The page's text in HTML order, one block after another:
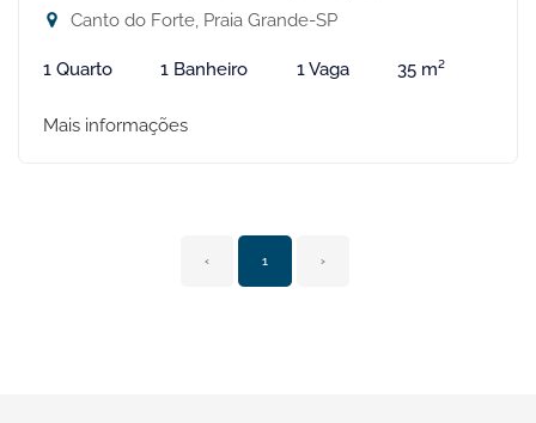
Canto do Forte, Praia Grande-SP
1 Quarto 1 Banheiro 1 Vaga 35 m²
Mais informações
‹ 1 ›